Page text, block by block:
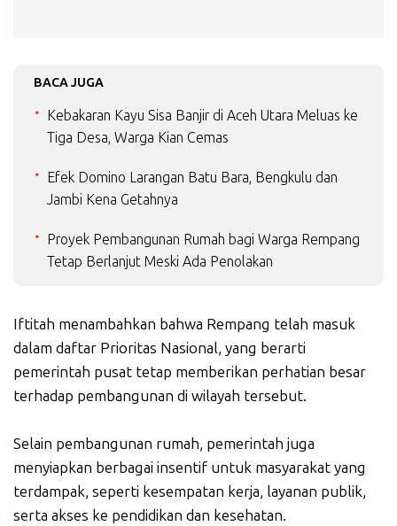
BACA JUGA
Kebakaran Kayu Sisa Banjir di Aceh Utara Meluas ke
Tiga Desa, Warga Kian Cemas
Efek Domino Larangan Batu Bara, Bengkulu dan
Jambi Kena Getahnya
Proyek Pembangunan Rumah bagi Warga Rempang
Tetap Berlanjut Meski Ada Penolakan
Iftitah menambahkan bahwa Rempang telah masuk
dalam daftar Prioritas Nasional, yang berarti
pemerintah pusat tetap memberikan perhatian besar
terhadap pembangunan di wilayah tersebut.
Selain pembangunan rumah, pemerintah juga
menyiapkan berbagai insentif untuk masyarakat yang
terdampak, seperti kesempatan kerja, layanan publik,
serta akses ke pendidikan dan kesehatan.